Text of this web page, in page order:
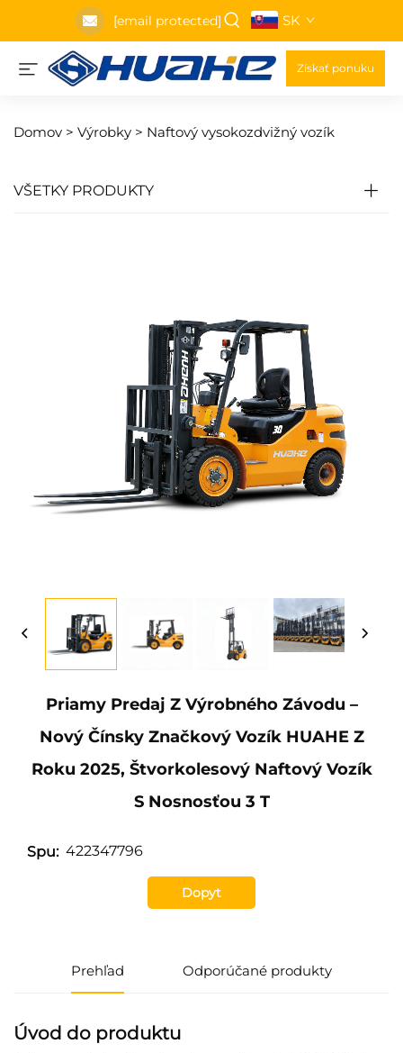
[email protected] SK
Získať ponuku
Domov > Výrobky > Naftový vysokozdvižný vozík
VŠETKY PRODUKTY
Priamy Predaj Z Výrobného Závodu –
Nový Čínsky Značkový Vozík HUAHE Z
Roku 2025, Štvorkolesový Naftový Vozík
S Nosnosťou 3 T
Spu: 422347796
Dopyt
Prehľad Odporúčané produkty
Úvod do produktu